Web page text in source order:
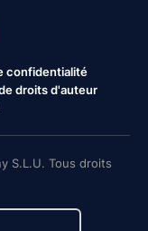
confidentialité
droits d'auteur
S.L.U. Tous droits